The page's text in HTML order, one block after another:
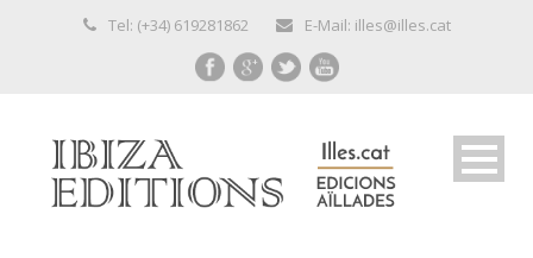
Tel: (+34) 619281862 E-Mail: illes@illes.cat